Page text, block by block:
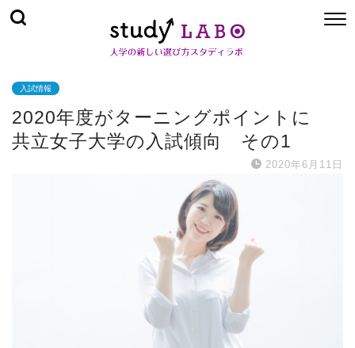
入試情報
2020年度がターニングポイントに
共立女子大学の入試傾向 その1
2020年6月11日